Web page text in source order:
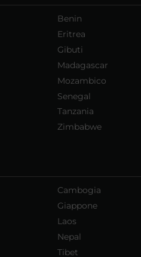
Benin
Eritrea
Gibuti
Madagascar
Mozambico
Senegal
Tanzania
Zimbabwe
Cambogia
Giappone
Laos
Nepal
Tibet